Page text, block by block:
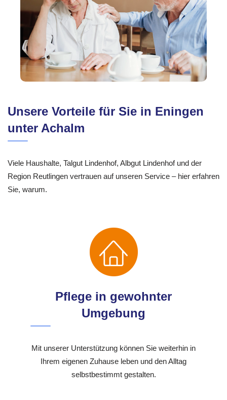
Unsere Vorteile für Sie in Eningen
unter Achalm
Viele Haushalte, Talgut Lindenhof, Albgut Lindenhof und der
Region Reutlingen vertrauen auf unseren Service – hier erfahren
Sie, warum.
Pflege in gewohnter
Umgebung
Mit unserer Unterstützung können Sie weiterhin in
Ihrem eigenen Zuhause leben und den Alltag
selbstbestimmt gestalten.